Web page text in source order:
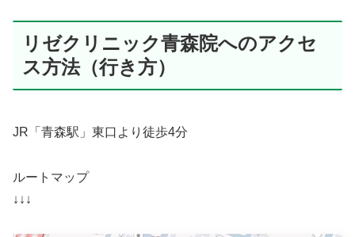
リゼクリニック青森院へのアクセ
ス方法（行き方）
JR「青森駅」東口より徒歩4分
ルートマップ
↓↓↓